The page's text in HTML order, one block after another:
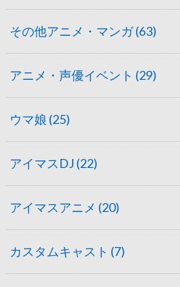
その他アニメ・マンガ(63)
アニメ・声優イベント (29)
ウマ娘 (25)
アイマスDJ (22)
アイマスアニメ (20)
カスタムキャスト (7)